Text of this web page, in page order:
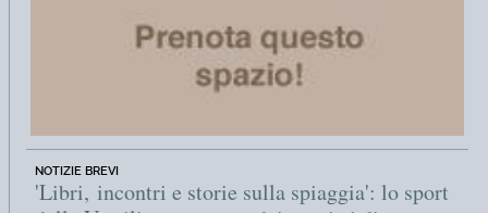
NOTIZIE BREVI
'Libri, incontri e storie sulla spiaggia': lo sport